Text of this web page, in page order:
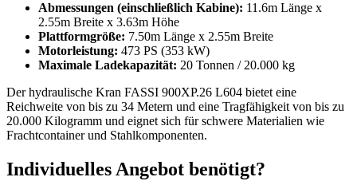
Abmessungen (einschließlich Kabine): 11.6m Länge x
2.55m Breite x 3.63m Höhe
Plattformgröße: 7.50m Länge x 2.55m Breite
Motorleistung: 473 PS (353 kW)
Maximale Ladekapazität: 20 Tonnen / 20.000 kg
Der hydraulische Kran FASSI 900XP.26 L604 bietet eine
Reichweite von bis zu 34 Metern und eine Tragfähigkeit von bis zu
20.000 Kilogramm und eignet sich für schwere Materialien wie
Frachtcontainer und Stahlkomponenten.
Individuelles Angebot benötigt?